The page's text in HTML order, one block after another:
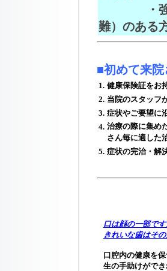
・強いだ
難）のある
■初めて来
1. 健康保険証をお
2. 当院のスタッフ
3. 症状やご要望に
4. 治療の際に集め
さん毎に適した
5. 症状の完治・解
口は顔の一部で
きれいな歯はそ
口腔内の健康を
生の手助けがで